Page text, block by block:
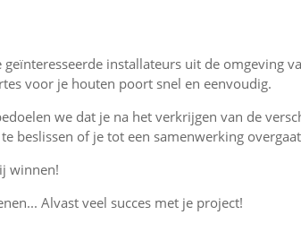
installateurs uit de omgeving
voor je houten poort snel en eenvoudig.
we dat je na het verkrijgen van de
beslissen of je tot een samenwerking
winnen!
Alvast veel succes met je project!